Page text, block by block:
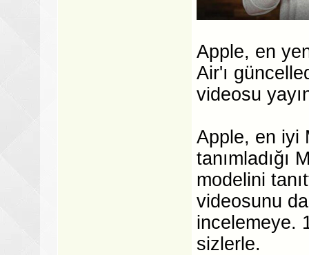
Apple, en
Air'ı
videosu
Apple, en iyi
tanımladığı
modelini
videosunu
incelemeye.
sizlerle.